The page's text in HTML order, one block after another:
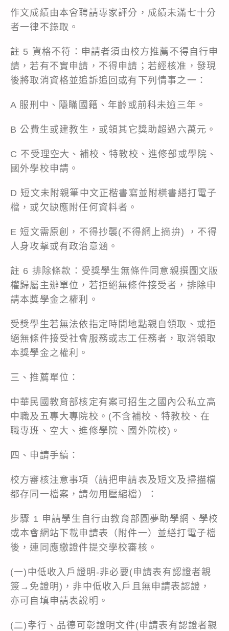
作文成績由本會聘請專家評分，成績未滿七十分
者一律不錄取。
註 5 資格不符：申請者須由校方推薦不得自行申
請，若有不實申請，不得申請；若經核准，發現
後將取消資格並追訴追回或有下列情事之一：
A 服刑中、隱瞞國籍、年齡或前科未逾三年。
B 公費生或建教生，或領其它獎助超過六萬元。
C 不受理空大、補校、特教校、進修部或學院、
國外學校申請。
D 短文未附親筆中文正楷書寫並附橫書繕打電子
檔，或欠缺應附任何資料者。
E 短文需原創，不得抄襲(不得網上摘拚) ，不得
人身攻擊或有政治意涵。
註 6 排除條款：受獎學生無條件同意親撰圖文版
權歸屬主辦單位，若拒絕無條件接受者，排除申
請本獎學金之權利。
受獎學生若無法依指定時間地點親自領取、或拒
絕無條件接受社會服務或志工任務者，取消領取
本獎學金之權利。
三、推薦單位：
中華民國教育部核定有案可招生之國內公私立高
中職及五專大專院校。(不含補校、特教校、在
職專班、空大、進修學院、國外院校)。
四、申請手續：
校方審核注意事項（請把申請表及短文及掃描檔
都存同一檔案，請勿用壓縮檔）：
步驟 1 申請學生自行由教育部圓夢助學網、學校
或本會網站下載申請表（附件一）並繕打電子檔
後，連同應繳證件提交學校審核。
(一)中低收入戶證明-非必要(申請表有認證者親
簽→免證明)，非中低收入戶且無申請表認證，
亦可自填申請表說明。
(二)孝行、品德可彰證明文件(申請表有認證者親